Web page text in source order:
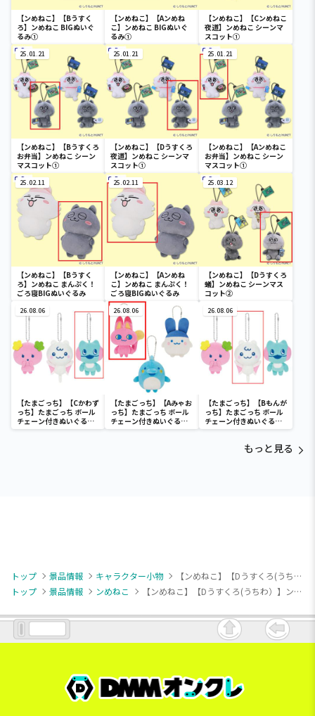
【ンめねこ】【Bうすく
ろ】ンめねこ BIGぬいぐ
るみ①
【ンめねこ】【Aンめね
こ】ンめねこ BIGぬいぐ
るみ①
【ンめねこ】【Cンめねこ
夜道】ンめねこ シーンマ
スコット①
25.01.21
【ンめねこ】【Bうすくろ
お弁当】ンめねこ シーン
マスコット①
25.01.21
【ンめねこ】【Dうすくろ
夜道】ンめねこ シーンマ
スコット①
25.01.21
【ンめねこ】【Aンめねこ
お弁当】ンめねこ シーン
マスコット①
25.02.11
【ンめねこ】【Bうすく
ろ】ンめねこ まんぷく！
ごろ寝BIGぬいぐるみ
25.02.11
【ンめねこ】【Aンめね
こ】ンめねこ まんぷく！
ごろ寝BIGぬいぐるみ
25.03.12
【ンめねこ】【Dうすくろ
蟻】ンめねこ シーンマス
コット②
26.08.06
【たまごっち】【Cかわず
っち】たまごっち ボール
チェーン付きぬいぐるみ
～Tamagotchi
26.08.06
【たまごっち】【Aみゃお
っち】たまごっち ボール
チェーン付きぬいぐるみ
～Tamagotchi
26.08.06
【たまごっち】【Bもんが
っち】たまごっち ボール
チェーン付きぬいぐるみ
～Tamagotchi
もっと見る
トップ 景品情報 キャラクター小物
【ンめねこ】【Dうすくろ(うちわ）】ンめねこ いろいろ表情マスコット
トップ
景品情報 ンめねこ 【ンめねこ】【Dうすくろ(うちわ）】ンめねこ いろいろ表情マスコット